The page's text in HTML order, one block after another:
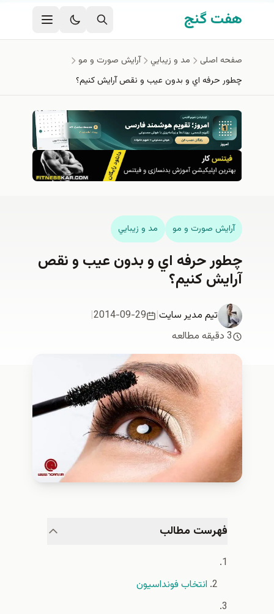
رفتن به محتوای اصلی
هفت گنج
صفحه اصلی مد و زيبايي
آرايش صورت و مو
چطور حرفه اي و بدون عیب و نقص آرایش کنیم؟
آرايش صورت و مو مد و زيبايي
چطور حرفه اي و بدون عیب و نقص
آرایش کنیم؟
تیم مدیر سایت|
2014-09-29
|
3 دقیقه مطالعه
فهرست مطالب
انتخاب فونداسیون